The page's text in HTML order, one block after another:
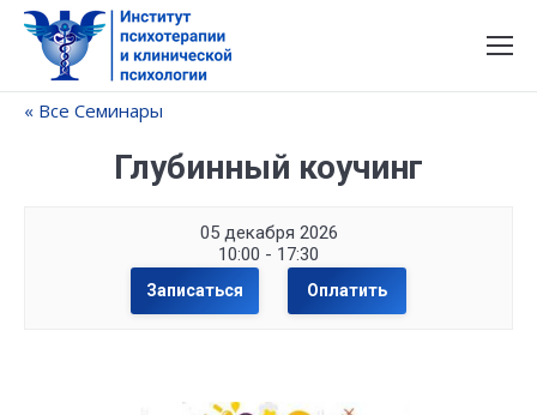
« Все Семинары
Глубинный коучинг
05 декабря 2026
10:00 - 17:30
Записаться Оплатить